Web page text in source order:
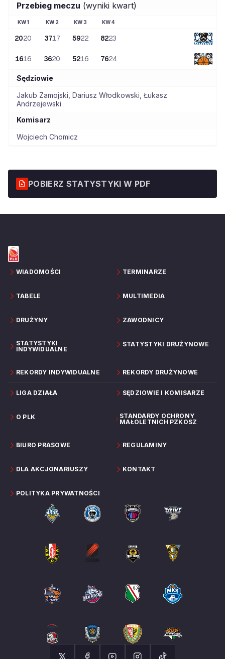
Przebieg meczu (wyniki kwart)
KW1 KW 2 KW3 KW4
2020 3717 5922 8223
1616 3620 5216 7624
Sędziowie
Jakub Zamojski Dariusz Włodkowski Łukasz
Andrzejewski
Komisarz
Wojciech Chomicz
POBIERZ STATYSTYKI W PDF
WIADOMOŚCI TERMINARZE
TABELE MULTIMEDIA
DRUŻYNY ZAWODNICY
STATYSTYKI
INDYWIDUALNE
STATYSTYKI DRUŻYNOWE
REKORDY INDYWIDUALNE REKORDY DRUŻYNOWE
LIGA DZIAŁA SĘDZIOWIE I KOMISARZE
O PLK
STANDARDY OCHRONY
MAŁOLETNICH PZKOSZ
BIURO PRASOWE REGULAMINY
DLA AKCJONARIUSZY KONTAKT
POLITYKA PRYWATNOŚCI